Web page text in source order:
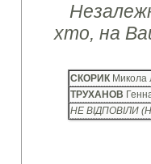
хто, на
СКОРИК
ТРУХАНОВ
НЕ ВІДПОВІЛИ